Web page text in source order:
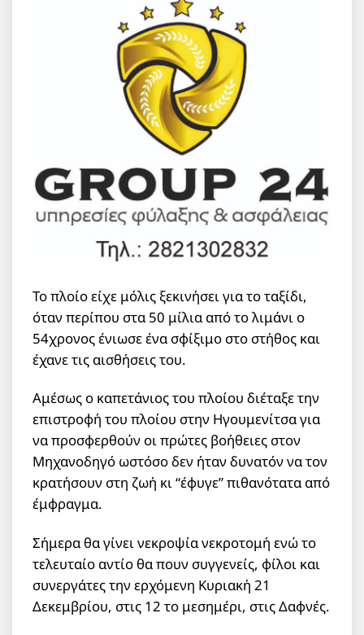
Το πλοίο είχε μόλις ξεκινήσει για το ταξίδι,
όταν περίπου στα 50 μίλια από το λιμάνι ο
54χρονος ένιωσε ένα σφίξιμο στο στήθος και
έχανε τις αισθήσεις του.
Αμέσως ο καπετάνιος του πλοίου διέταξε την
επιστροφή του πλοίου στην Ηγουμενίτσα για
να προσφερθούν οι πρώτες βοήθειες στον
Μηχανοδηγό ωστόσο δεν ήταν δυνατόν να τον
κρατήσουν στη ζωή κι “έφυγε” πιθανότατα από
έμφραγμα.
Σήμερα θα γίνει νεκροψία νεκροτομή ενώ το
τελευταίο αντίο θα πουν συγγενείς, φίλοι και
συνεργάτες την ερχόμενη Κυριακή 21
Δεκεμβρίου, στις 12 το μεσημέρι, στις Δαφνές.